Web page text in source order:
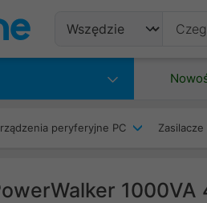
peryferyjne PC
1000VA